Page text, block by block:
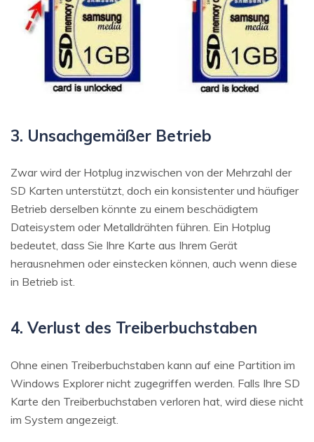
3. Unsachgemäßer Betrieb
Zwar wird der Hotplug inzwischen von der Mehrzahl der
SD Karten unterstützt, doch ein konsistenter und häufiger
Betrieb derselben könnte zu einem beschädigtem
Dateisystem oder Metalldrähten führen. Ein Hotplug
bedeutet, dass Sie Ihre Karte aus Ihrem Gerät
herausnehmen oder einstecken können, auch wenn diese
in Betrieb ist.
4. Verlust des Treiberbuchstaben
Ohne einen Treiberbuchstaben kann auf eine Partition im
Windows Explorer nicht zugegriffen werden. Falls Ihre SD
Karte den Treiberbuchstaben verloren hat, wird diese nicht
im System angezeigt.